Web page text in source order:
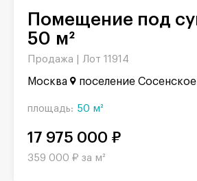
Помещение под сувениры,
50 м²
Продажа | Лот 11914
Москва поселение Сосенское
площадь: 50 м²
17 975 000 ₽
359 000 ₽ за м²